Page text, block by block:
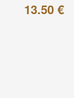
13.50 €